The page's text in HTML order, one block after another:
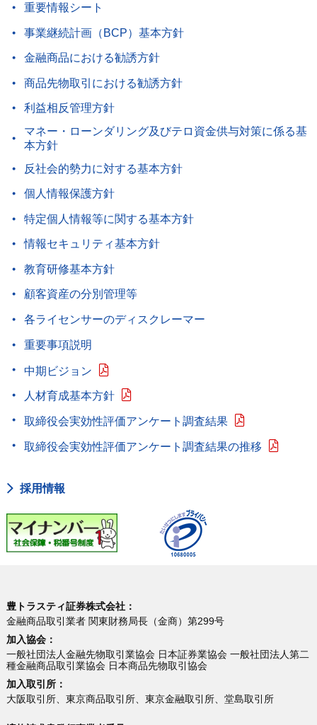
重要情報シート
事業継続計画（BCP）基本方針
金融商品における勧誘方針
商品先物取引における勧誘方針
利益相反管理方針
マネー・ローンダリング及びテロ資金供与対策に係る基
本方針
反社会的勢力に対する基本方針
個人情報保護方針
特定個人情報等に関する基本方針
情報セキュリティ基本方針
教育研修基本方針
顧客資産の分別管理等
各ライセンサーのディスクレーマー
重要事項説明
中期ビジョン
人材育成基本方針
取締役会実効性評価アンケート調査結果
取締役会実効性評価アンケート調査結果の推移
採用情報
豊トラスティ証券株式会社：
金融商品取引業者 関東財務局長（金商）第299号
加入協会：
一般社団法人金融先物取引業協会 日本証券業協会 一般社団法人第二
種金融商品取引業協会 日本商品先物取引協会
加入取引所：
大阪取引所、東京商品取引所、東京金融取引所、堂島取引所